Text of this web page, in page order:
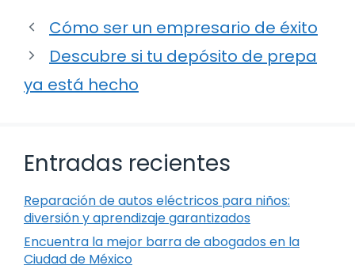
Cómo ser un empresario de éxito
Descubre si tu depósito de prepa
ya está hecho
Entradas recientes
Reparación de autos eléctricos para niños:
diversión y aprendizaje garantizados
Encuentra la mejor barra de abogados en la
Ciudad de México